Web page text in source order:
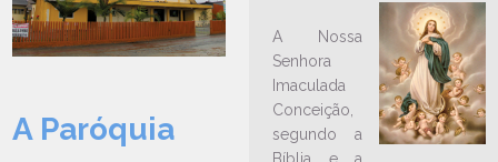
LEIA NO DIOCESE INFORMA
A Paróquia
A Nossa
Senhora
Imaculada
Conceição,
segundo a